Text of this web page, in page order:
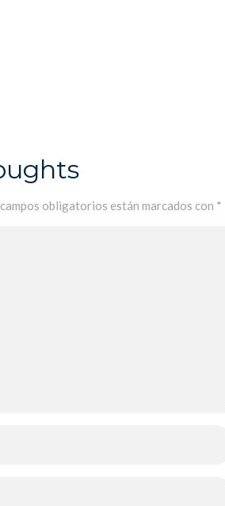
obligatorios están marcados con *